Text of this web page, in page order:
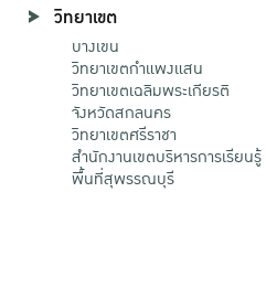
วิทยาเขต
บางเขน
วิทยาเขตกําแพงแสน
วิทยาเขตเฉลิมพระเกียรติ
จังหวัดสกลนคร
วิทยาเขตศรีราชา
สำนักงานเขตบริหารการเรียนรู้
พื้นที่สุพรรณบุรี